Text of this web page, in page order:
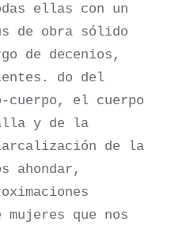
ellas con un
de obra sólido
de decenios,
do del
el cuerpo
y de la
de la
ahondar,
que nos